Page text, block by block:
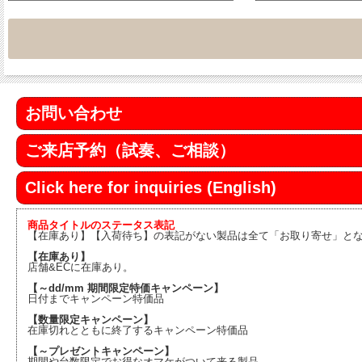
お問い合わせ
ご来店予約（試奏、ご相談）
Click here for inquiries (English)
商品タイトルのステータス表記
【在庫あり】【入荷待ち】の表記がない製品は全て「お取り寄せ」とな
【在庫あり】
店舗&ECに在庫あり。
【～dd/mm 期間限定特価キャンペーン】
日付までキャンペーン特価品
【数量限定キャンペーン】
在庫切れとともに終了するキャンペーン特価品
【～プレゼントキャンペーン】